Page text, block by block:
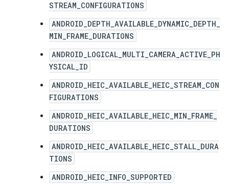
STREAM_CONFIGURATIONS
ANDROID_DEPTH_AVAILABLE_DYNAMIC_DEPTH_
MIN_FRAME_DURATIONS
ANDROID_LOGICAL_MULTI_CAMERA_ACTIVE_PH
YSICAL_ID
ANDROID_HEIC_AVAILABLE_HEIC_STREAM_CON
FIGURATIONS
ANDROID_HEIC_AVAILABLE_HEIC_MIN_FRAME_
DURATIONS
ANDROID_HEIC_AVAILABLE_HEIC_STALL_DURA
TIONS
ANDROID_HEIC_INFO_SUPPORTED